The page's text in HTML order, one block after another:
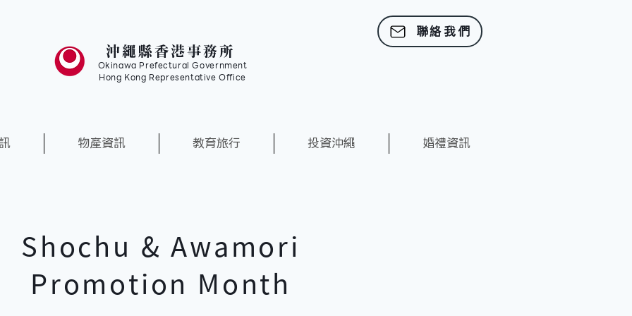
沖繩縣香港事務所
Okinawa Prefectural Government
Hong Kong Representative Office
聯絡我們
物產資訊 教育旅行 投資沖繩 婚禮資訊
Shochu & Awamori
Promotion Month